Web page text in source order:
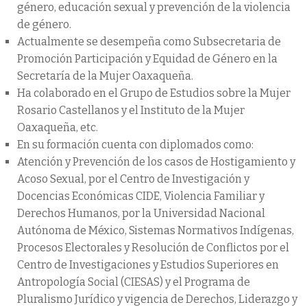
género, educación sexual y prevención de la violencia
de género.
Actualmente se desempeña como Subsecretaria de
Promoción Participación y Equidad de Género en la
Secretaría de la Mujer Oaxaqueña.
Ha colaborado en el Grupo de Estudios sobre la Mujer
Rosario Castellanos y el Instituto de la Mujer
Oaxaqueña, etc.
En su formación cuenta con diplomados como:
Atención y Prevención de los casos de Hostigamiento y
Acoso Sexual, por el Centro de Investigación y
Docencias Económicas CIDE, Violencia Familiar y
Derechos Humanos, por la Universidad Nacional
Autónoma de México, Sistemas Normativos Indígenas,
Procesos Electorales y Resolución de Conflictos por el
Centro de Investigaciones y Estudios Superiores en
Antropología Social (CIESAS) y el Programa de
Pluralismo Jurídico y vigencia de Derechos, Liderazgo y